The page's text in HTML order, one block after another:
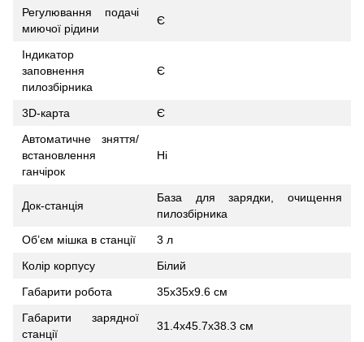
Регулювання подачі
миючої рідини
Є
Індикатор
заповнення
пилозбірника
Є
3D-карта
Є
Автоматичне зняття/
встановлення
ганчірок
Ні
Док-станція
База для зарядки, очищення
пилозбірника
Об’єм мішка в станції
3 л
Колір корпусу
Білий
Габарити робота
35х35х9.6 см
Габарити зарядної
станції
31.4х45.7х38.3 см